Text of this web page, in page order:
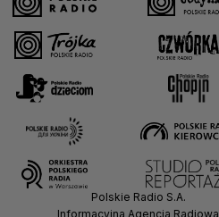
Polskie Radio S.A.
Informacyjna Agencja Radiowa